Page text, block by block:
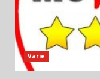
Varie